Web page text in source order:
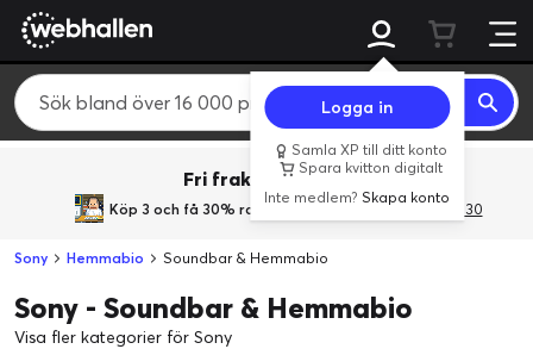
Logga in
Samla XP till ditt konto
Spara kvitton digitalt
Inte medlem?Skapa konto
Fri frakt över 800 kr.
Köp 3 och få 30% rabatt med rabattkoden 3Gives30
Sony Hemmabio Soundbar & Hemmabio
Sony - Soundbar & Hemmabio
Visa fler kategorier för Sony